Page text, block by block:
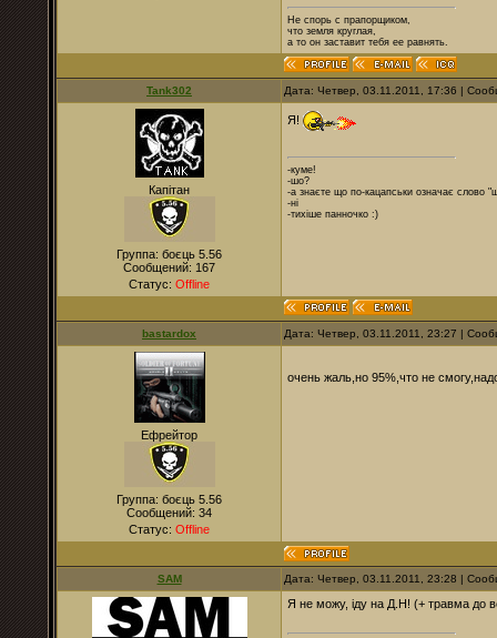
Не спорь с прапорщиком,
что земля круглая,
а то он заставит тебя ее равнять.
Tank302 Дата: Четвер, 03.11.2011, 17:36 |
Капітан
Группа: боєць 5.56
Сообщений: 167
Статус: Offline
Я!
-куме!
-шо?
-а знаєте що по-кацапськи означає слово
-ні
-тихіше панночко :)
bastardox Дата: Четвер, 03.11.2011, 23:27 |
Ефрейтор
Группа: боєць 5.56
Сообщений: 34
Статус: Offline
очень жаль,но 95%,что не
SAM Дата: Четвер, 03.11.2011, 23:28 |
Я не можу, іду на Д.Н! (+ травма до